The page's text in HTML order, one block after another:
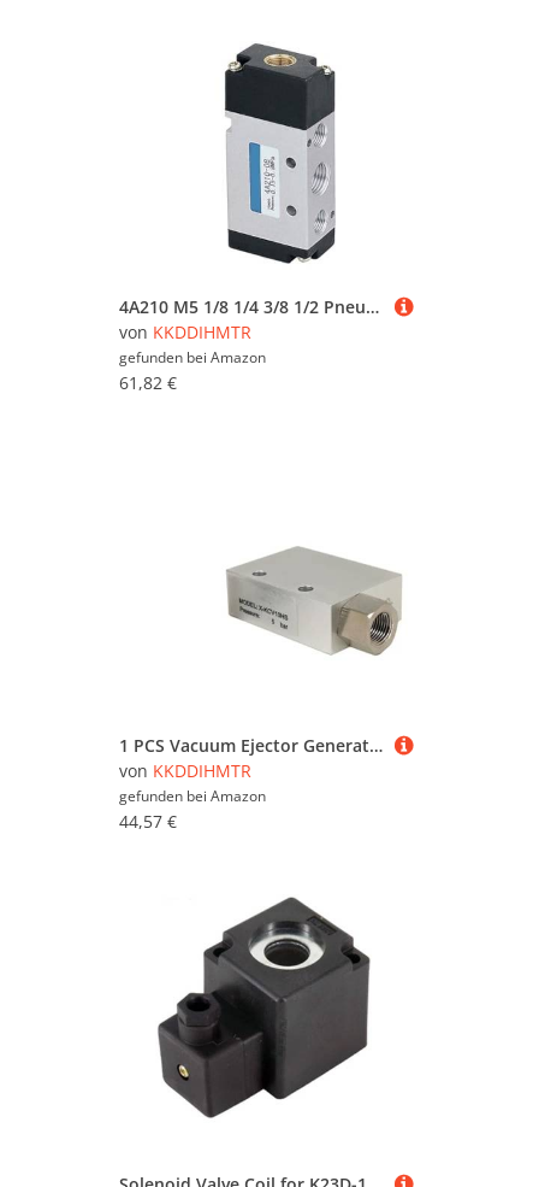
4A210 M5 1/8 1/4 3/8 1/2 Pneumatic Control Valve Pneumatic Air Valve 4V Series Design(4A420 15 G1-2 2-5Way)(4A210 08 G1-4 2-5Way)
von KKDDIHMTR
gefunden bei Amazon
61,82 €
1 PCS Vacuum Ejector Generator Air Exhaust Ejector Pneumatic ACV CV-10 15 20 Valve Negative Control Valve wyrzutnik prozniowy(CV-15HS)(Cv-10hs)
von KKDDIHMTR
gefunden bei Amazon
44,57 €